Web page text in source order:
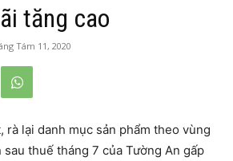
tăng cao
Tám 11, 2020
rà lại danh mục sản phẩm theo vùng
thuế tháng 7 của Tường An gấp